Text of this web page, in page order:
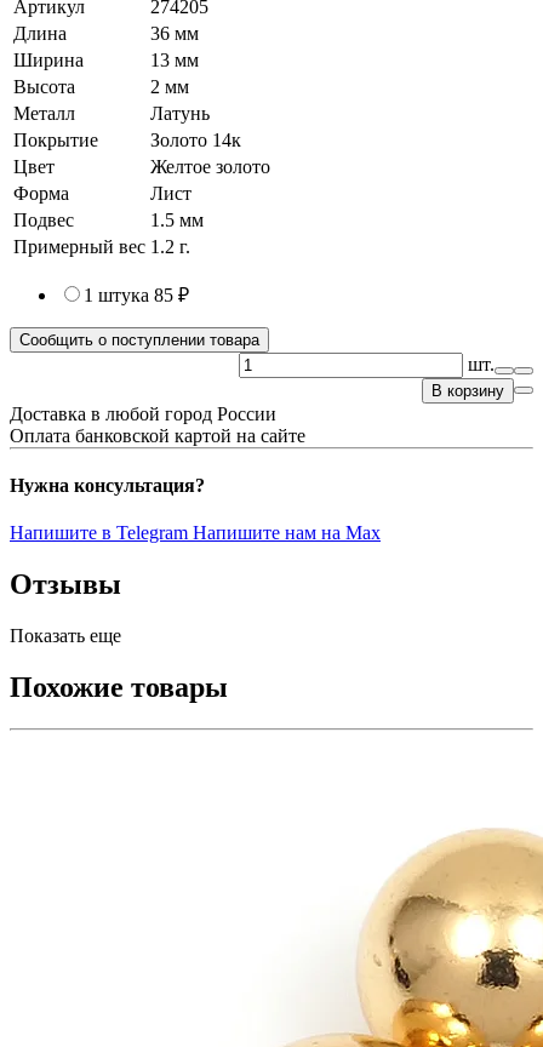
Артикул
274205
Длина
36 мм
Ширина
13 мм
Высота
2 мм
Металл
Латунь
Покрытие
Золото 14к
Цвет
Желтое золото
Форма
Лист
Подвес
1.5 мм
Примерный вес 1.2 г.
1 штука 85 ₽
Сообщить о поступлении товара
шт.
В корзину
Доставка в любой город России
Оплата банковской картой на сайте
Нужна консультация?
Напишите в Telegram Напишите нам на Max
Отзывы
Показать еще
Похожие товары